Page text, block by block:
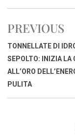
c
b
o
o
k
a
s
A
p
p
I
PREVIOUS
TONNELLATE DI
SEPOLTO: INIZIA LA
ALL’ORO
PULITA